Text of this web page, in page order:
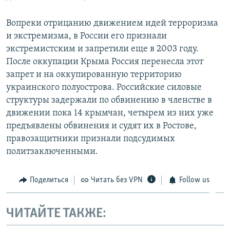
Вопреки отрицанию движением идей терроризма
и экстремизма, в России его признали
экстремистским и запретили еще в 2003 году.
После оккупации Крыма Россия перенесла этот
запрет и на оккупированную территорию
украинского полуострова. Российские силовые
структуры задержали по обвинению в членстве в
движении пока 14 крымчан, четырем из них уже
предъявлены обвинения и судят их в Ростове,
правозащитники признали подсудимых
политзаключенными.
Поделиться Читать без VPN Follow us
ЧИТАЙТЕ ТАКЖЕ: